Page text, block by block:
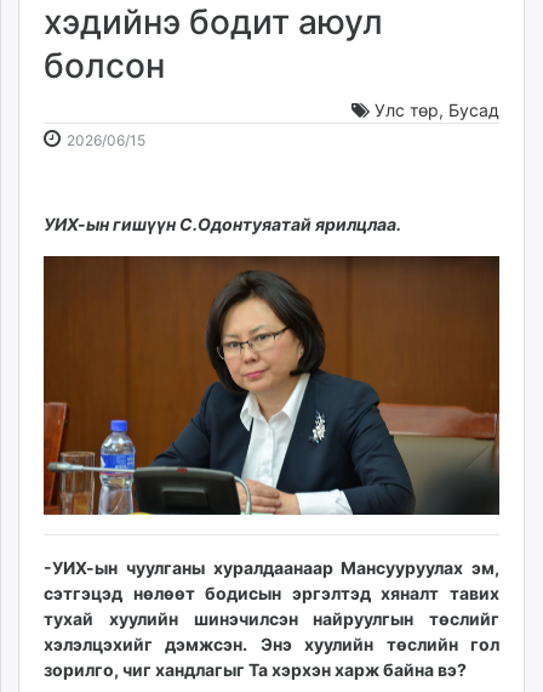
dorgio.mn
Gogo.mn
news.mn
zindaa.mn
eagle.mn
ergelt.mn
zarig.mn
today.mn
mminfo.mn
ugluu.mn
urlag.mn
unen.mn
хэдийнэ бодит аюул
болсон
Улс төр, Бусад
2026/06/152026-
14:20:22
2026-
07:38:16
УИХ-ын гишүүн С.Одонтуяатай ярилцлаа.
-УИХ-ын чуулганы хуралдаанаар Мансууруулах эм,
сэтгэцэд нөлөөт бодисын эргэлтэд хяналт тавих
тухай хуулийн шинэчилсэн найруулгын төслийг
хэлэлцэхийг дэмжсэн. Энэ хуулийн төслийн гол
зорилго, чиг хандлагыг Та хэрхэн харж байна вэ?